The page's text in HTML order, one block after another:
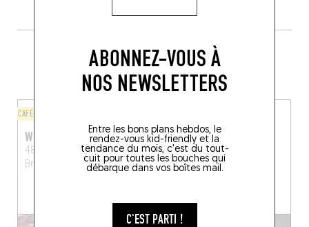
ABONNEZ-VOUS À
NOS NEWSLETTERS
Entre les bons plans hebdos, le
rendez-vous kid-friendly et la
tendance du mois, c'est du tout-
cuit pour toutes les bouches qui
débarque dans vos boîtes mail.
C'EST PARTI !
PLUS DE TABLES DE GENRE À
PROXIMITÉ
CAFÉ
WINOK
48 Avenue Louis Bertrand
Bruxelles (1030)
KRAS MAT
Av. Louis Bertrand 61
Bruxelles 1000 (1030)
RÉSERVER UNE TABLE